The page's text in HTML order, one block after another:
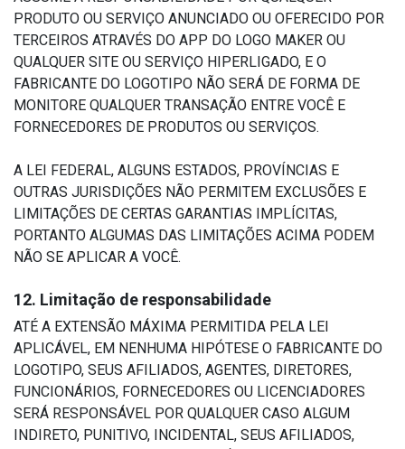
PRODUTO OU SERVIÇO ANUNCIADO OU OFERECIDO POR
TERCEIROS ATRAVÉS DO APP DO LOGO MAKER OU
QUALQUER SITE OU SERVIÇO HIPERLIGADO, E O
FABRICANTE DO LOGOTIPO NÃO SERÁ DE FORMA DE
MONITORE QUALQUER TRANSAÇÃO ENTRE VOCÊ E
FORNECEDORES DE PRODUTOS OU SERVIÇOS.
A LEI FEDERAL, ALGUNS ESTADOS, PROVÍNCIAS E
OUTRAS JURISDIÇÕES NÃO PERMITEM EXCLUSÕES E
LIMITAÇÕES DE CERTAS GARANTIAS IMPLÍCITAS,
PORTANTO ALGUMAS DAS LIMITAÇÕES ACIMA PODEM
NÃO SE APLICAR A VOCÊ.
12. Limitação de responsabilidade
ATÉ A EXTENSÃO MÁXIMA PERMITIDA PELA LEI
APLICÁVEL, EM NENHUMA HIPÓTESE O FABRICANTE DO
LOGOTIPO, SEUS AFILIADOS, AGENTES, DIRETORES,
FUNCIONÁRIOS, FORNECEDORES OU LICENCIADORES
SERÁ RESPONSÁVEL POR QUALQUER CASO ALGUM
INDIRETO, PUNITIVO, INCIDENTAL, SEUS AFILIADOS,